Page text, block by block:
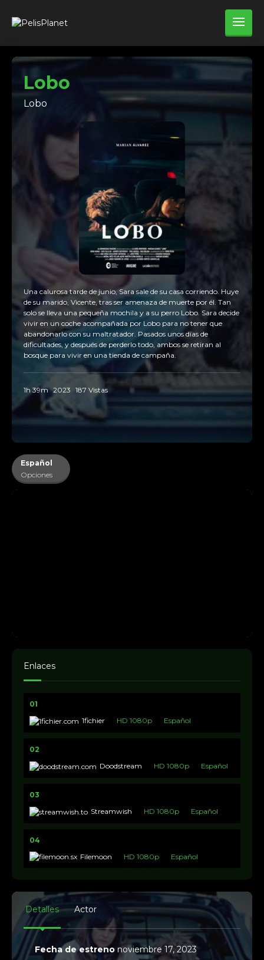
Lobo
Lobo
Una calurosa tarde de junio, Sara sale de su casa corriendo. Huye
de su marido, Vicente, tras ser amenaza de muerte por él. Tan
solo se lleva una pequeña mochila y a su perro Lobo. Sara decide
vivir en un coche acompañada por Lobo para no tener que
abandonarlo con su maltratador. Pasados unos días de
dificultades, y después de perderlo todo, ambos se retiran al
bosque para vivir en una tienda de campaña.
1h 39m 2023 187 Vistas
Español
Opciones
Enlaces
01
1fichier
HD 1080p Español
02
Doodstream
HD 1080p Español
03
Streamwish
HD 1080p Español
04
Filemoon
HD 1080p Español
Detalles Actor
Fecha de estreno noviembre 17, 2023